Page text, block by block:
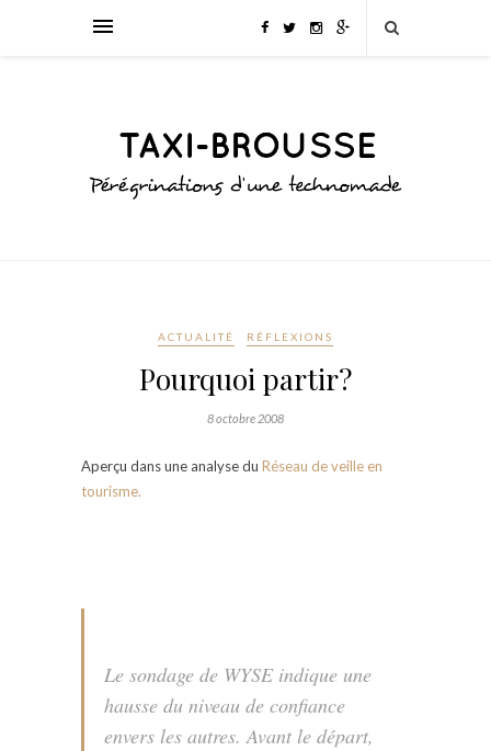
ACTUALITÉ RÉFLEXIONS
Pourquoi partir?
8 octobre 2008
Aperçu dans une analyse du Réseau de veille en
tourisme.
Le sondage de WYSE indique une
hausse du niveau de confiance
envers les autres. Avant le départ,